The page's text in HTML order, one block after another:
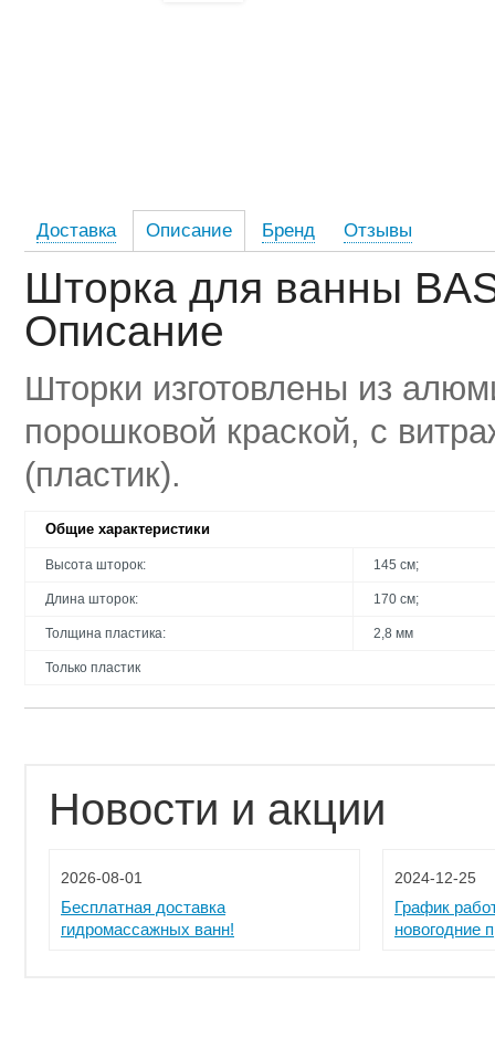
Доставка Описание Бренд Отзывы
Шторка для ванны
Описание
Шторки изготовлены из
порошковой краской, с
(пластик).
Общие характеристики
Высота шторок: 145 см;
Длина шторок: 170 см;
Толщина пластика: 2,8 мм
Только пластик
Новости и акции
2026-08-01
Бесплатная доставка
гидромассажных ванн!
2024-12-25
График
новогодние